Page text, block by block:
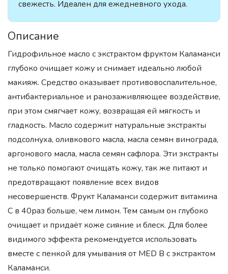
свежесть. Идеален для ежедневного ухода.
Описание
Гидрофильное масло с экстрактом фруктом Каламанси
глубоко очищает кожу и снимает идеально любой
макияж. Средство оказывает противовоспалительное,
антибактериальное и ранозаживляющее воздействие,
при этом смягчает кожу, возвращая ей мягкость и
гладкость. Масло содержит натуральные экстракты
подсолнуха, оливкового масла, масла семян винограда,
аргонового масла, масла семян сафлора. Эти экстракты
не только помогают очищать кожу, так же питают и
предотвращают появление всех видов
несовершенств. Фрукт Каламанси содержит витамина
С в 40раз больше, чем лимон. Тем самым он глубоко
очищает и придаёт коже сияние и блеск. Для более
видимого эффекта рекомендуется использовать
вместе с пенкой для умывания от MED B с экстрактом
Каламанси.